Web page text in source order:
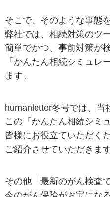
そこで、そのような事態
弊社では、相続対策のツ
簡単でかつ、事前対策が
「かんたん相続シミュレ
ます。
humanletter冬号では、当
この「かんたん相続シミ
皆様にお役立ていただくた
ご紹介させていただきます
その他「最新のがん検査